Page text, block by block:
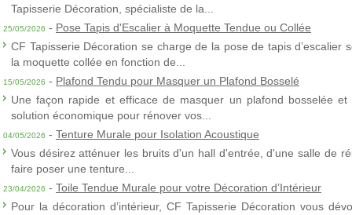
Tapisserie Décoration, spécialiste de la...
25/05/2026 - Pose Tapis d'Escalier à Moquette Tendue ou Collée
CF Tapisserie Décoration se charge de la pose de tapis
la moquette collée en fonction de...
15/05/2026 - Plafond Tendu pour Masquer un Plafond Bosselé
Une façon rapide et efficace de masquer un plafond bosselée
solution économique pour rénover vos...
04/05/2026 - Tenture Murale pour Isolation Acoustique
Vous désirez atténuer les bruits d'un hall d'entrée, d'une salle de
faire poser une tenture...
23/04/2026 - Toile Tendue Murale pour votre Décoration d’Intérieur
Pour la décoration d’intérieur, CF Tapisserie Décoration vous